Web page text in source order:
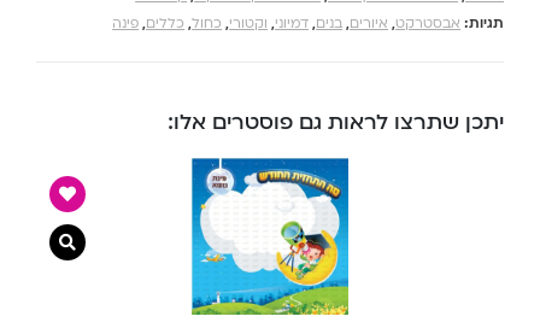
תגיות: אבסטרקט, איורים, בנים, דמיוני, וקטורי, כחול, כללים, פינה
יתכן שתרצו לראות גם פוסטרים אלו:
צפייה